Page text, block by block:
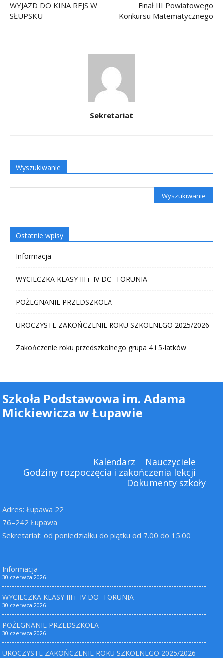
WYJAZD DO KINA REJS W
SŁUPSKU
Finał III Powiatowego
Konkursu Matematycznego
Sekretariat
Wyszukiwanie
Ostatnie wpisy
Informacja
WYCIECZKA KLASY III i IV DO TORUNIA
POŻEGNANIE PRZEDSZKOLA
UROCZYSTE ZAKOŃCZENIE ROKU SZKOLNEGO 2025/2026
Zakończenie roku przedszkolnego grupa 4 i 5-latków
Szkoła Podstawowa im. Adama
Mickiewicza w Łupawie
Kalendarz
Nauczyciele
Godziny rozpoczęcia i zakończenia lekcji
Dokumenty szkoły
Adres: Łupawa 22
76–242 Łupawa
Sekretariat: od poniedziałku do piątku od 7.00 do 15.00
Informacja
30 czerwca 2026
WYCIECZKA KLASY III i IV DO TORUNIA
30 czerwca 2026
POŻEGNANIE PRZEDSZKOLA
30 czerwca 2026
UROCZYSTE ZAKOŃCZENIE ROKU SZKOLNEGO 2025/2026